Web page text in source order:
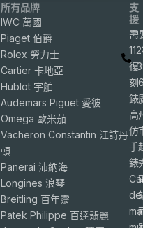
所有品牌
IWC 萬國
Piaget 伯爵
Rolex 勞力士
Cartier 卡地亞
Hublot 宇舶
Audemars Piguet 愛彼
Omega 歐米茄
Vacheron Constantin 江詩丹
頓
Panerai 沛納海
Longines 浪琴
Breitling 百年靈
Patek Philippe 百達翡麗
支
援
需
復
刻
錶
高
仿
手
錶
de